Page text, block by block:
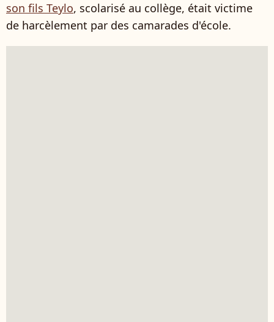
son fils Teylo, scolarisé au collège, était victime
de harcèlement par des camarades d'école.